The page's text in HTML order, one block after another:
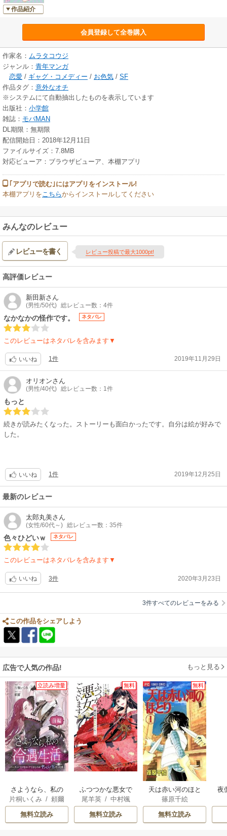
作品紹介
会員登録して全巻購入
作家名： ムラタコウジ
ジャンル： 青年マンガ
恋愛 / ギャグ・コメディー / お色気 / SF
作品タグ： 意外なオチ
※システムにて自動抽出したものを表示しています
出版社： 小学館
雑誌： モバMAN
DL期限：無期限
配信開始日：2018年12月11日
ファイルサイズ：7.8MB
対応ビューア：ブラウザビューア、本棚アプリ
｢アプリで読む｣にはアプリをインストール!
本棚アプリを こちらからインストールしてください
みんなのレビュー
レビューを書く レビュー投稿で最大1000pt!
高評価レビュー
新田新さん
(男性/50代) 総レビュー数：4件
なかなかの怪作です。 ネタバレ
このレビューはネタバレを含みます▼
いいね 1件 2019年11月29日
オリオンさん
(男性/40代) 総レビュー数：1件
もっと
続きが読みたくなった。ストーリーも面白かったです。自分は絵が好みで
した。
いいね 1件 2019年12月25日
最新のレビュー
太郎丸美さん
(女性/60代～) 総レビュー数：35件
色々ひどいｗ ネタバレ
このレビューはネタバレを含みます▼
いいね 3件 2020年3月23日
3件すべてのレビューをみる
この作品をシェアしよう
広告で人気の作品! もっと見る
立読み増量
さようなら、私の
冷遇生活 ～パーテ
ィーで声をかけて
きたのがヤバい男
片桐いくみ /頼爾
無料立読み
無料
ふつつかな悪女で
はございますが ～
雛宮蝶鼠とりかえ
伝～
尾羊英/ 中村颯
希
/ ゆき哉
無料立読み
無料
天は赤い河のほと
り
篠原千絵
無料立読み
夜